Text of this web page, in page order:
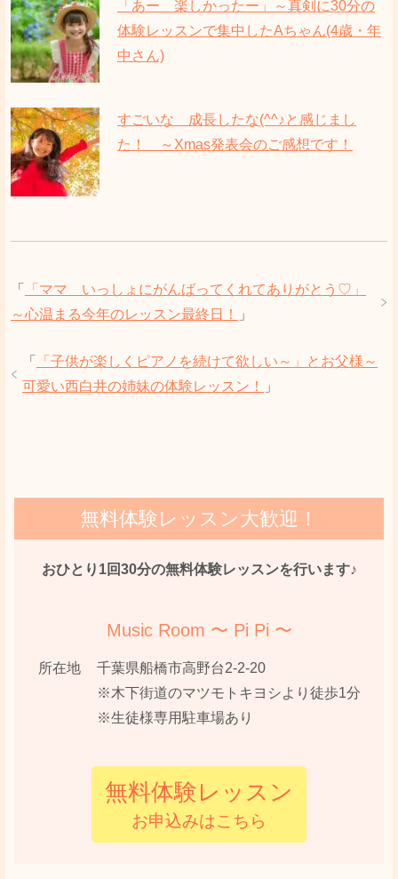
「あー 楽しかったー」～真剣に30分の
体験レッスンで集中したAちゃん(4歳・年
中さん)
すごいな 成長したな(^^♪と感じまし
た！ ～Xmas発表会のご感想です！
「
「ママ いっしょにがんばってくれてありがとう♡」
～心温まる今年のレッスン最終日！
」
「
「子供が楽しくピアノを続けて欲しい～」とお父様～
可愛い西白井の姉妹の体験レッスン！
」
無料体験レッスン大歓迎！
おひとり1回30分の無料体験レッスンを行います♪
Music Room 〜 Pi Pi 〜
所在地
千葉県船橋市高野台2-2-20
※木下街道のマツモトキヨシより徒歩1分
※生徒様専用駐車場あり
無料体験レッスン
お申込みはこちら